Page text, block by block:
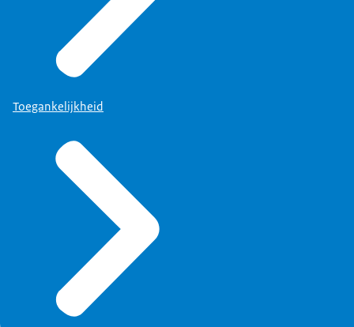
Toegankelijkheid